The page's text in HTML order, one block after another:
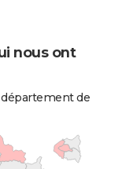
nous ont
département de